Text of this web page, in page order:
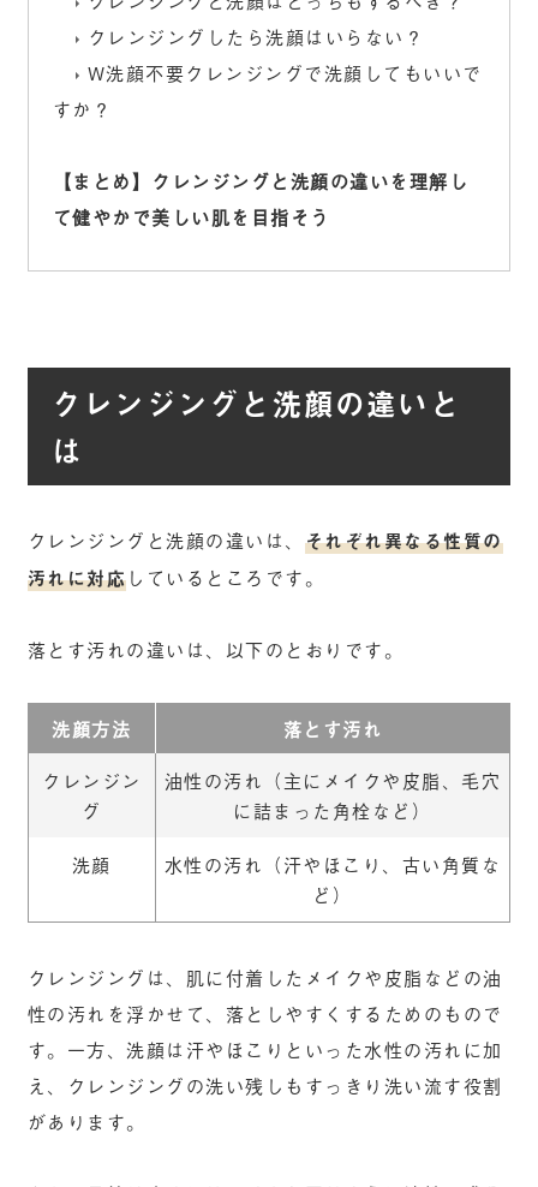
クレンジングしたら洗顔はいらない？
W洗顔不要クレンジングで洗顔してもいいで
すか？
【まとめ】クレンジングと洗顔の違いを理解し
て健やかで美しい肌を目指そう
クレンジングと洗顔の違いと
は
クレンジングと洗顔の違いは、 それぞれ異なる性質の
汚れに対応しているところです。
落とす汚れの違いは、以下のとおりです。
洗顔方法
落とす汚れ
クレンジン
グ
油性の汚れ（主にメイクや皮脂、毛穴
に詰まった角栓など）
洗顔
水性の汚れ（汗やほこり、古い角質な
ど）
クレンジングは、肌に付着したメイクや皮脂などの油
性の汚れを浮かせて、落としやすくするためのもので
す。一方、洗顔は汗やほこりといった水性の汚れに加
え、クレンジングの洗い残しもすっきり洗い流す役割
があります。